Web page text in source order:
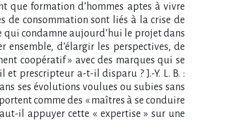
que formation d’hommes aptes à vivre
de consommation sont liés à la crise de
qui condamne aujourd’hui le projet dans
d’élargir les perspectives, de
coopératif » avec des marques qui se
prescripteur a-t-il disparu ? J.-Y. L. B. :
ses évolutions voulues ou subies sans
comme des « maîtres à se conduire
il appuyer cette « expertise » sur une